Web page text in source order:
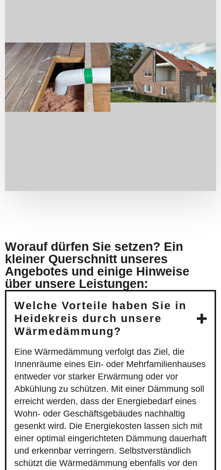
Worauf dürfen Sie setzen? Ein
kleiner Querschnitt unseres
Angebotes und einige Hinweise
über unsere Leistungen:
Welche Vorteile haben Sie in
Heidekreis durch unsere
Wärmedämmung?
Eine Wärmedämmung verfolgt das Ziel, die
Innenräume eines Ein- oder Mehrfamilienhauses
entweder vor starker Erwärmung oder vor
Abkühlung zu schützen. Mit einer Dämmung soll
erreicht werden, dass der Energiebedarf eines
Wohn- oder Geschäftsgebäudes nachhaltig
gesenkt wird. Die Energiekosten lassen sich mit
einer optimal eingerichteten Dämmung dauerhaft
und erkennbar verringern. Selbstverständlich
schützt die Wärmedämmung ebenfalls vor den